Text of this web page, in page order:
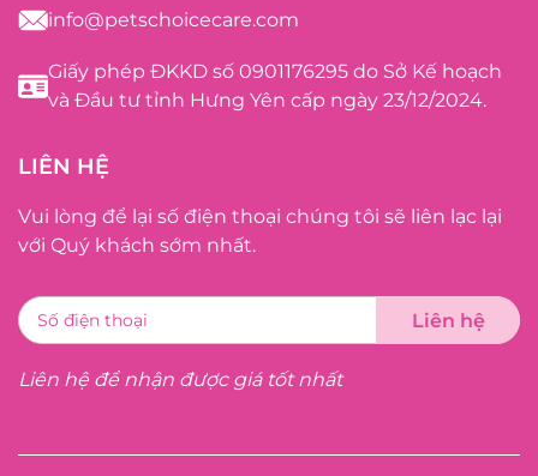
info@petschoicecare.com
Giấy phép ĐKKD số 0901176295 do Sở Kế hoạch
và Đầu tư tỉnh Hưng Yên cấp ngày 23/12/2024.
LIÊN HỆ
Vui lòng để lại số điện thoại chúng tôi sẽ liên lạc lại
với Quý khách sớm nhất.
Liên hệ để nhận được giá tốt nhất